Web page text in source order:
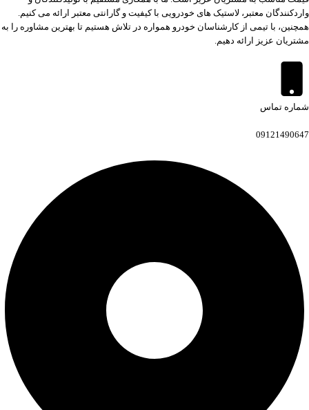
واردکنندگان معتبر، لاستیک های خودرویی با کیفیت و گارانتی معتبر ارائه می کنیم.
همچنین، با تیمی از کارشناسان خودرو همواره در تلاش هستیم تا بهترین مشاوره را به
مشتریان عزیز ارائه دهیم.
شماره تماس
09121490647